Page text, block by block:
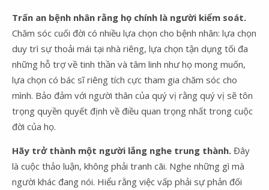
Trấn an bệnh nhân rằng họ chính là người kiểm soát.
Chăm sóc cuối đời có nhiều lựa chọn cho bệnh nhân: lựa chọn
duy trì sự thoải mái tại nhà riêng, lựa chọn tận dụng tối đa
những hỗ trợ về tinh thần và tâm linh như họ mong muốn,
lựa chọn có bác sĩ riêng tích cực tham gia chăm sóc cho
mình. Bảo đảm với người thân của quý vị rằng quý vị sẽ tôn
trọng quyền quyết định về điều quan trọng nhất trong cuộc
đời của họ.
Hãy trở thành một người lắng nghe trung thành. Đây
là cuộc thảo luận, không phải tranh cãi. Nghe những gì mà
người khác đang nói. Hiểu rằng việc vấp phải sự phản đối